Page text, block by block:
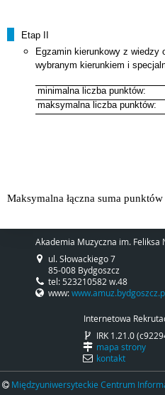
Etap II
Egzamin kierunkowy z
wybranym kierunkiem i
minimalna liczba punktów:
maksymalna liczba punktów:
Maksymalna łączna suma
Akademia Muzyczna im. Feliksa
ul. Słowackiego 7
85-008 Bydgoszcz
tel: 523210582 w.48
www:
Internetowa
IRK 1.21.0
mapa strony
kontakt
Międzyuniwersyteckie Centrum